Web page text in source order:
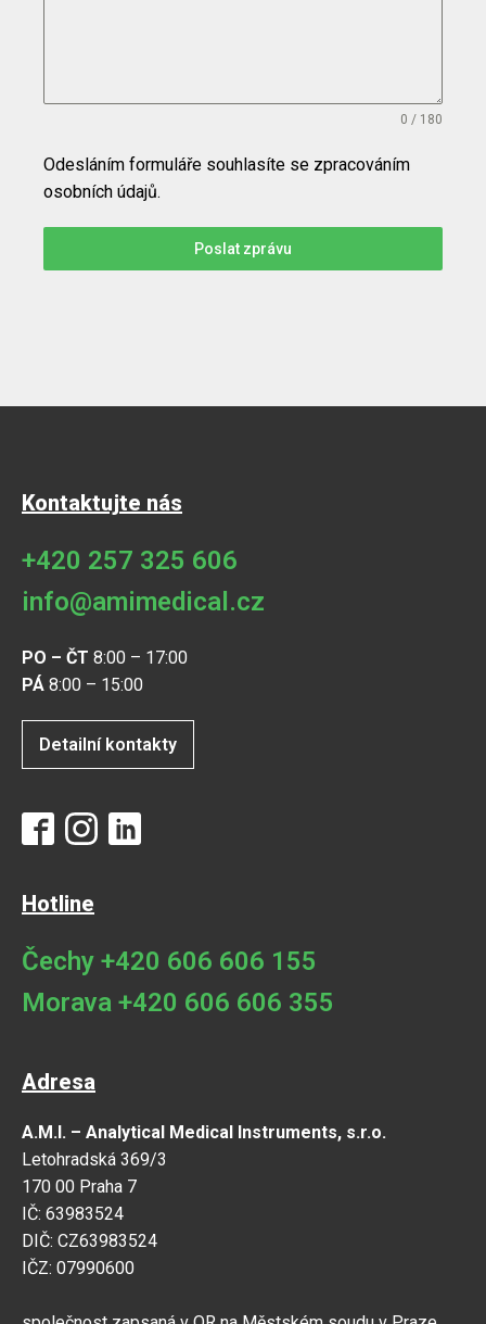
0 / 180
Odesláním formuláře souhlasíte se zpracováním
osobních údajů.
Poslat zprávu
Kontaktujte nás
+420 257 325 606
info@amimedical.cz
PO – ČT 8:00 – 17:00
PÁ 8:00 – 15:00
Detailní kontakty
Hotline
Čechy +420 606 606 155
Morava +420 606 606 355
Adresa
A.M.I. – Analytical Medical Instruments, s.r.o.
Letohradská 369/3
170 00 Praha 7
IČ: 63983524
DIČ: CZ63983524
IČZ: 07990600